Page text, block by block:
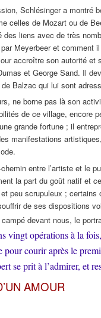
Schlésinger a montré
celles de Mozart ou de
des liens avec de très
Meyerbeer et comment
accroître son autorité
et George Sand. Il
Balzac qui lui sont
ne borne pas là son
de ce village,
grande fortune ; il
manifestations
entre l’artiste et le
la part du goût natif et
peu scrupuleux ;
de ses dispositions
devant nous, le
vingt opérations à la
pour courir après le
se prit à l’admirer, et
AMOUR